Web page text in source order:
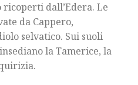
ricoperti dall’Edera. Le
da Cappero,
selvatico. Sui suoli
la Tamerice, la